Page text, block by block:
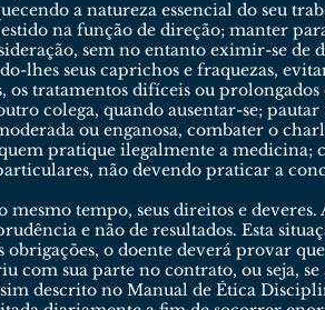
a natureza essencial do seu
na função de direção; manter
sem no entanto eximir-se de
lhes seus caprichos e fraquezas,
tratamentos difíceis ou prolongados
colega, quando ausentar-se; pautar
ou enganosa, combater o
pratique ilegalmente a medicina;
não devendo praticar a
tempo, seus direitos e deveres.
e não de resultados. Esta
o doente deverá provar
sua parte no contrato, ou seja, se
descrito no Manual de Ética